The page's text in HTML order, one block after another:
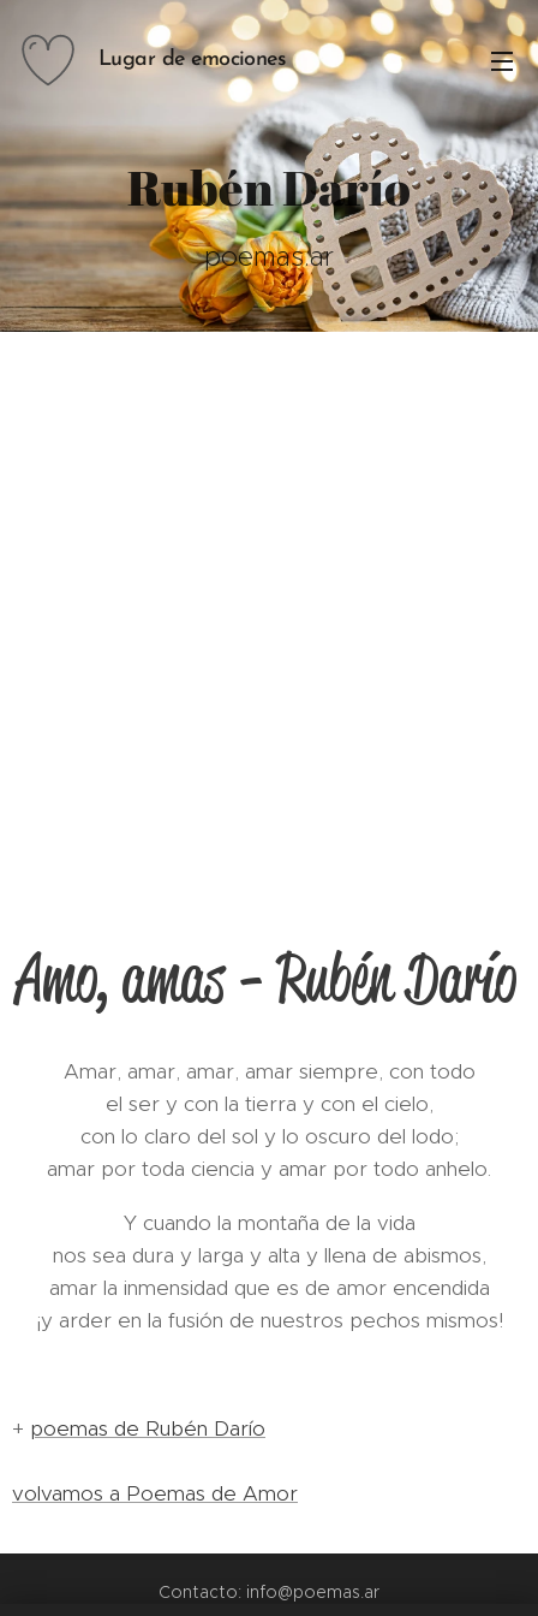
Lugar de emociones
Rubén Darío
poemas.ar
Amo, amas - Rubén Darío
Amar, amar, amar, amar siempre, con todo
el ser y con la tierra y con el cielo,
con lo claro del sol y lo oscuro del lodo;
amar por toda ciencia y amar por todo anhelo.
Y cuando la montaña de la vida
nos sea dura y larga y alta y llena de abismos,
amar la inmensidad que es de amor encendida
¡y arder en la fusión de nuestros pechos mismos!
+ poemas de Rubén Darío
volvamos a Poemas de Amor
Contacto: info@poemas.ar